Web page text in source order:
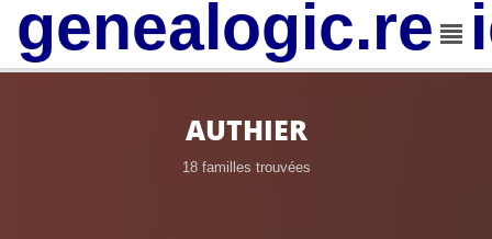
AUTHIER
18 familles trouvées